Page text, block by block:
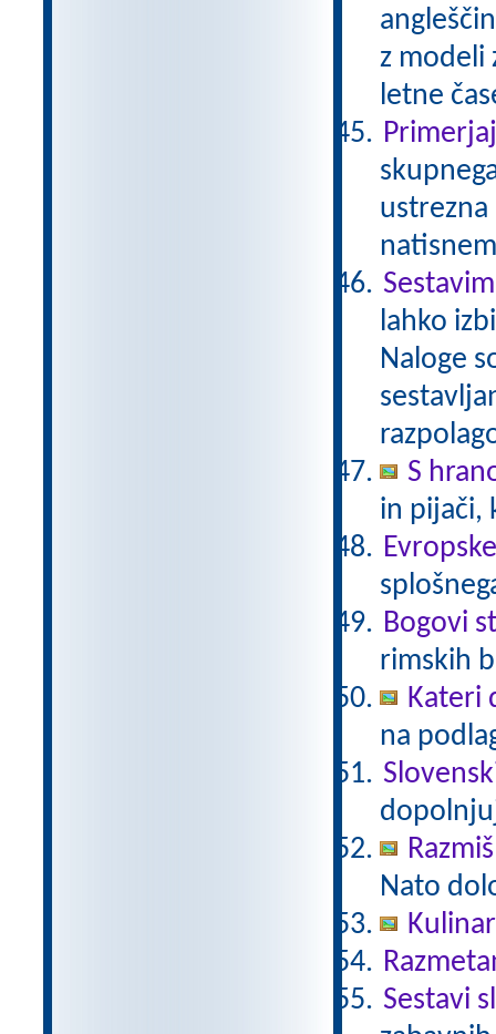
z modeli
letne
ustrezna
lahko
Naloge
S
in pijači,
Bogovi
rimskih
Kateri
na
Nato
Sestavi